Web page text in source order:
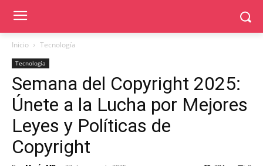
Inicio Tecnología
Tecnología
Semana del Copyright 2025:
Únete a la Lucha por Mejores
Leyes y Políticas de
Copyright